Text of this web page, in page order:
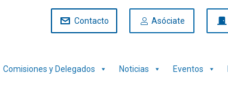
Contacto Asóciate
Comisiones y Delegados Noticias Eventos